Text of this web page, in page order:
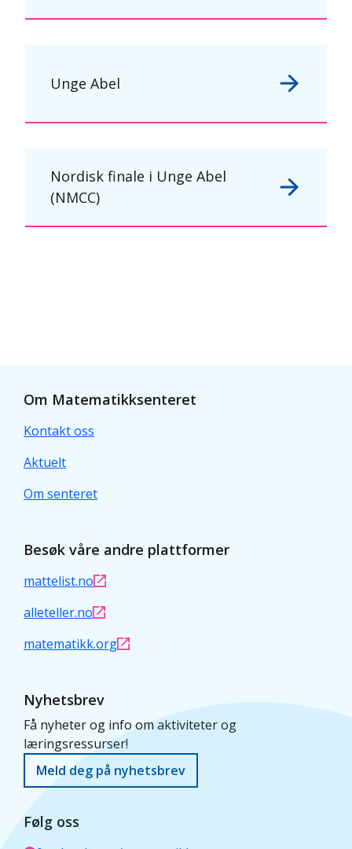
Unge Abel
Nordisk finale i Unge Abel
(NMCC)
Om Matematikksenteret
Kontakt oss
Aktuelt
Om senteret
Besøk våre andre plattformer
mattelist.no
alleteller.no
matematikk.org
Nyhetsbrev
Få nyheter og info om aktiviteter og
læringsressurser!
Meld deg på nyhetsbrev
Følg oss